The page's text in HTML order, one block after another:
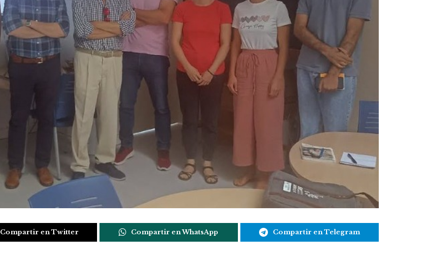
Compartir en Twitter Compartir en WhatsApp Compartir en Telegram